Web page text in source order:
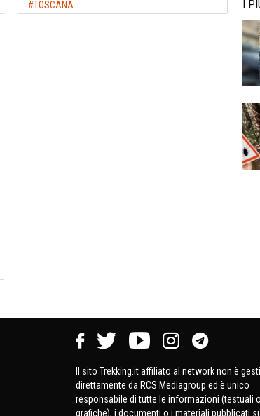
#PIANOSA
#TOSCANA I
Il sito Trekking.it affiliato al network non è
direttamente da RCS Mediagroup ed è unico
responsabile di tutte le informazioni (testuali o
grafiche), i documenti o i materiali pubblicati